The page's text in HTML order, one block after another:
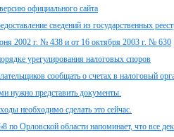
официального сайта
сведений из государственных
2002 г. № 438 и от 16 октября 2003 г. № 630
урегулирования налоговых споров
сообщать о счетах в налоговый
нужно представить документы.
необходимо сделать это сейчас.
Орловской области напоминает, что все